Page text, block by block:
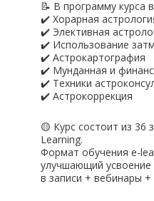
📝 В программу курса
✔️ Хорарная
✔️ Элективная
✔️ Использование
✔️ Астрокартография
✔️ Мунданная и
✔️ Техники
✔️ Астрокоррекция
🟡 Курс состоит из 36
Learning.
Формат обучения e-
улучшающий
в записи + вебинары +